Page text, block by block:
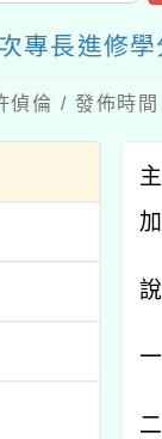
專長進修學
偵倫 / 發佈時